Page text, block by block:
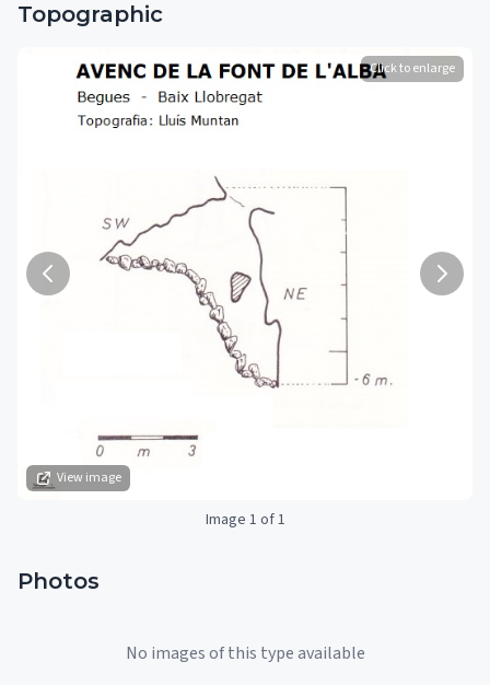
Topographic
View image
Click to enlarge
Image 1 of 1
Photos
No images of this type available